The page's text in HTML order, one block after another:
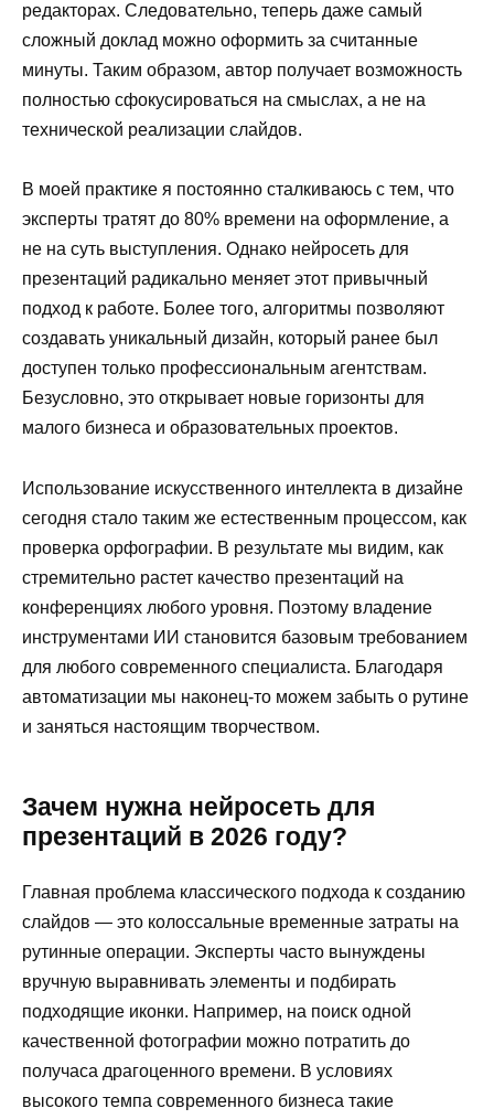
редакторах. Следовательно, теперь даже самый
сложный доклад можно оформить за считанные
минуты. Таким образом, автор получает возможность
полностью сфокусироваться на смыслах, а не на
технической реализации слайдов.
В моей практике я постоянно сталкиваюсь с тем, что
эксперты тратят до 80% времени на оформление, а
не на суть выступления. Однако нейросеть для
презентаций радикально меняет этот привычный
подход к работе. Более того, алгоритмы позволяют
создавать уникальный дизайн, который ранее был
доступен только профессиональным агентствам.
Безусловно, это открывает новые горизонты для
малого бизнеса и образовательных проектов.
Использование искусственного интеллекта в дизайне
сегодня стало таким же естественным процессом, как
проверка орфографии. В результате мы видим, как
стремительно растет качество презентаций на
конференциях любого уровня. Поэтому владение
инструментами ИИ становится базовым требованием
для любого современного специалиста. Благодаря
автоматизации мы наконец-то можем забыть о рутине
и заняться настоящим творчеством.
Зачем нужна нейросеть для
презентаций в 2026 году?
Главная проблема классического подхода к созданию
слайдов — это колоссальные временные затраты на
рутинные операции. Эксперты часто вынуждены
вручную выравнивать элементы и подбирать
подходящие иконки. Например, на поиск одной
качественной фотографии можно потратить до
получаса драгоценного времени. В условиях
высокого темпа современного бизнеса такие